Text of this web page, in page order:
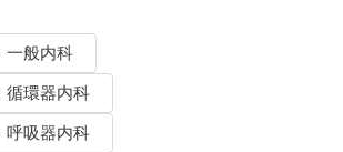
一般内科
循環器内科
呼吸器内科